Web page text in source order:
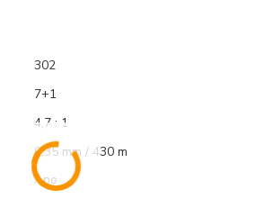
302
7+1
4,7 : 1
0,35 mm / 430 m
Ano